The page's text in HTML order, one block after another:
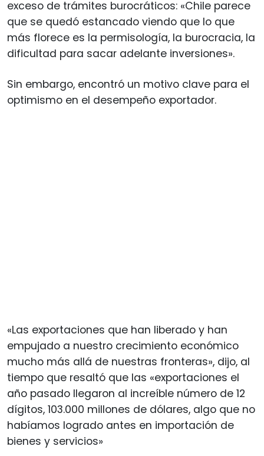
exceso de trámites burocráticos: «Chile parece
que se quedó estancado viendo que lo que
más florece es la permisología, la burocracia, la
dificultad para sacar adelante inversiones».
Sin embargo, encontró un motivo clave para el
optimismo en el desempeño exportador.
«Las exportaciones que han liberado y han
empujado a nuestro crecimiento económico
mucho más allá de nuestras fronteras», dijo, al
tiempo que resaltó que las «exportaciones el
año pasado llegaron al increíble número de 12
dígitos, 103.000 millones de dólares, algo que no
habíamos logrado antes en importación de
bienes y servicios»